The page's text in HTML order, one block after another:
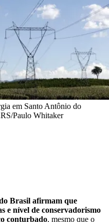
em Santo Antônio do
Paulo Whitaker
Brasil afirmam que
e nível de conservadorismo
conturbado, mesmo que o